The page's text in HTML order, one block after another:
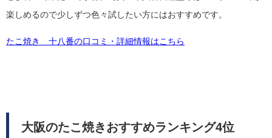
楽しめるので少しずつ色々試したい方にはおすすめです。
たこ焼き 十八番の口コミ・詳細情報はこちら
大阪のたこ焼きおすすめランキング4位